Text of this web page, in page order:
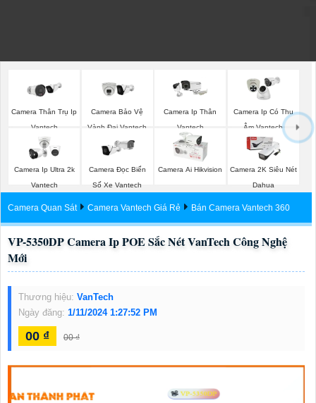
Camera Thân Trụ Ip
Vantech
Camera Bảo Vệ
Vành Đai Vantech
Camera Ip Thân
Vantech
Camera Ip Có Thu
Âm Vantech
Camera Ip Ultra 2k
Vantech
Camera Đọc Biển
Số Xe Vantech
Camera Ai Hikvision
Camera 2K Siêu Nét
Dahua
Camera Quan Sát Camera Vantech Giá Rẻ Bán Camera Vantech 360
VP-5350DP Camera Ip POE Sắc Nét VanTech Công Nghệ
Mới
Thương hiệu: VanTech
Ngày đăng: 1/11/2024 1:27:52 PM
00 ₫ 00 ₫